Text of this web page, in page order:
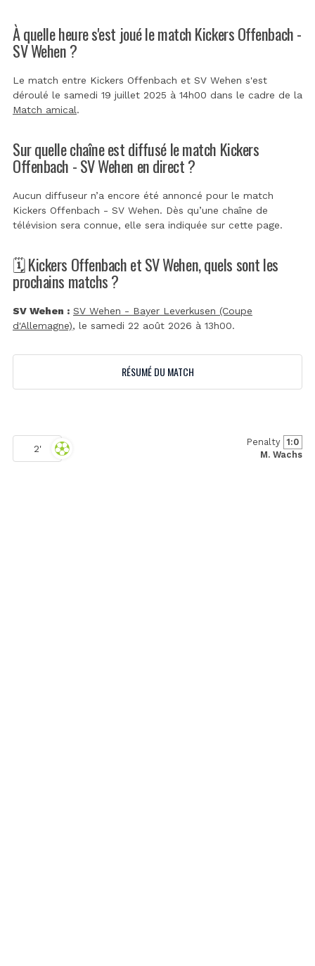
À quelle heure s'est joué le match Kickers Offenbach -
SV Wehen ?
Le match entre Kickers Offenbach et SV Wehen s'est
déroulé le samedi 19 juillet 2025 à 14h00 dans le cadre de la
Match amical.
Sur quelle chaîne est diffusé le match Kickers
Offenbach - SV Wehen en direct ?
Aucun diffuseur n’a encore été annoncé pour le match
Kickers Offenbach - SV Wehen. Dès qu’une chaîne de
télévision sera connue, elle sera indiquée sur cette page.
🗓️ Kickers Offenbach et SV Wehen, quels sont les
prochains matchs ?
SV Wehen : SV Wehen - Bayer Leverkusen (Coupe
d'Allemagne), le samedi 22 août 2026 à 13h00.
RÉSUMÉ DU MATCH
2'
Penalty 1:0
M. Wachs